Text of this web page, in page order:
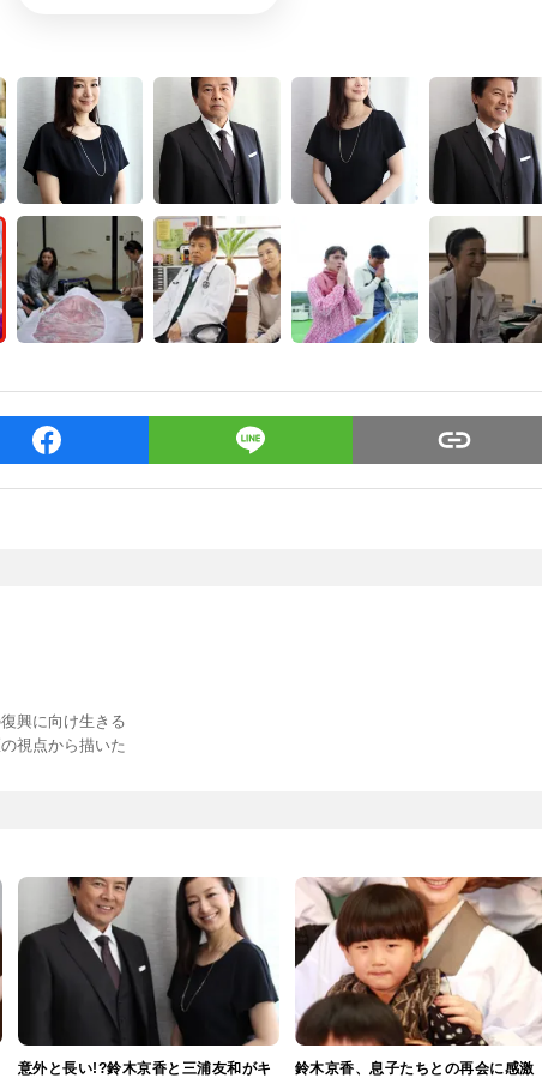
興に向け生きる
視点から描いた
意外と長い!?鈴木京香と三浦友和がキ
鈴木京香、息子たちとの再会に感激